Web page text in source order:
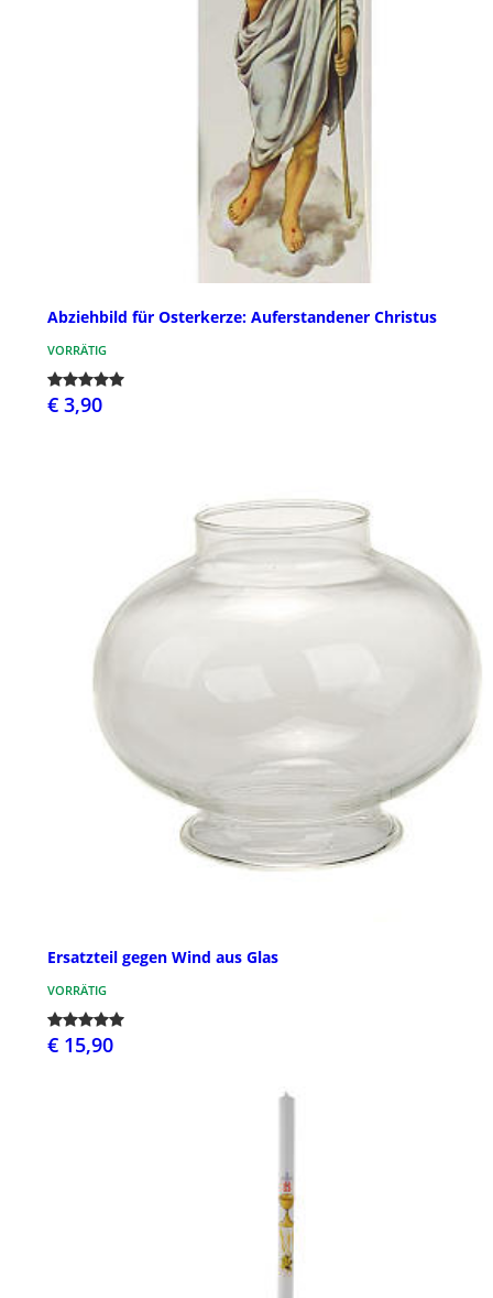
Abziehbild für Osterkerze: Auferstandener Christus
VORRÄTIG
€ 3,90
Ersatzteil gegen Wind aus Glas
VORRÄTIG
€ 15,90